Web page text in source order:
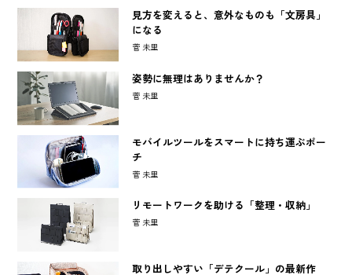
見方を変えると、意外なものも「文房具」
になる
菅 未里
姿勢に無理はありませんか？
菅 未里
モバイルツールをスマートに持ち運ぶポー
チ
菅 未里
リモートワークを助ける「整理・収納」
菅 未里
取り出しやすい「デテクール」の最新作